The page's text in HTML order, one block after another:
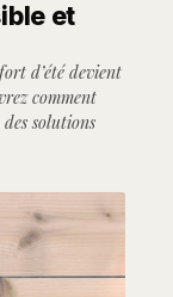
et
d’été devient
comment
solutions